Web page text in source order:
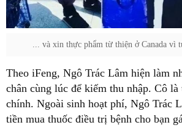
... và xin thực phẩm từ thiện ở Canada vì
Theo iFeng, Ngô Trác Lâm hiện làm
chân cùng lúc để kiếm thu nhập. Cô
chính. Ngoài sinh hoạt phí, Ngô Trác
tiền mua thuốc điều trị bệnh cho bạn